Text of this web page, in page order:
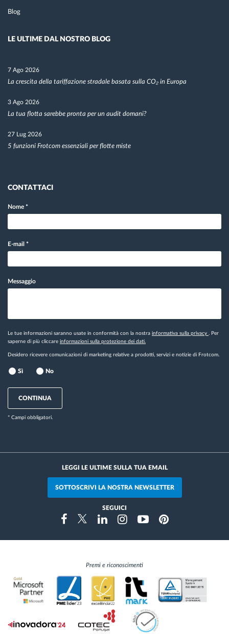
Blog
LE ULTIME DAL NOSTRO BLOG
7 Ago 2026
La crescita della tariffazione stradale basata sulla CO₂ in Europa
3 Ago 2026
La tua flotta sarebbe pronta per un audit domani?
27 Lug 2026
5 funzioni Frotcom essenziali per flotte miste
CONTATTACI
Nome *
E-mail *
Messaggio
Le tue informazioni saranno usate in conformità con la nostra informativa sulla privacy
. Per
saperne di più cliccare informazioni sulla protezione dei dati.
Desidero ricevere comunicazioni di marketing relative a prodotti, servizi e notizie di Frotcom.
Sì No
CONTINUA
* Campi obbligatori.
LEGGI LE ULTIME SULLA TUA EMAIL
SOTTOSCRIVI LA NOSTRA NEWSLETTER
SEGUICI
FacebookTwitterLinkedinInstragramYoutubePinterest
Premi e riconoscimenti